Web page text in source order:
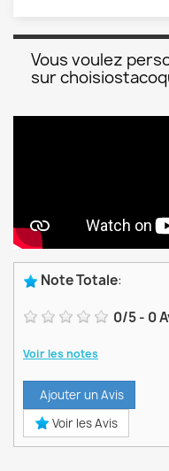
Vous voulez
sur
Note Totale:
0/5- 0
Voir les notes
Ajouter un Avis
Voir les Avis